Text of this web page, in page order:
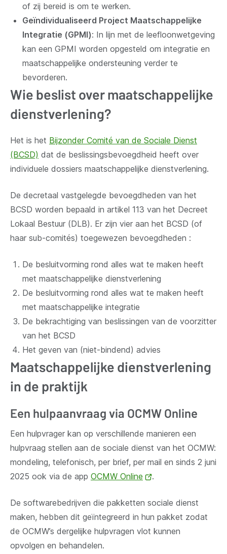
of zij bereid is om te werken.
Geïndividualiseerd Project Maatschappelijke
Integratie (GPMI): In lijn met de leefloonwetgeving
kan een GPMI worden opgesteld om integratie en
maatschappelijke ondersteuning verder te
bevorderen.
Wie beslist over maatschappelijke
dienstverlening?
Het is het Bijzonder Comité van de Sociale Dienst
(BCSD) dat de beslissingsbevoegdheid heeft over
individuele dossiers maatschappelijke dienstverlening.
De decretaal vastgelegde bevoegdheden van het
BCSD worden bepaald in artikel 113 van het Decreet
Lokaal Bestuur (DLB). Er zijn vier aan het BCSD (of
haar sub-comités) toegewezen bevoegdheden :
De besluitvorming rond alles wat te maken heeft
met maatschappelijke dienstverlening
De besluitvorming rond alles wat te maken heeft
met maatschappelijke integratie
De bekrachtiging van beslissingen van de voorzitter
van het BCSD
Het geven van (niet-bindend) advies
Maatschappelijke dienstverlening
in de praktijk
Een hulpaanvraag via OCMW Online
Een hulpvrager kan op verschillende manieren een
hulpvraag stellen aan de sociale dienst van het OCMW:
mondeling, telefonisch, per brief, per mail en sinds 2 juni
2025 ook via de app OCMW Online
(opent
venster)
.
De softwarebedrijven die pakketten sociale dienst
maken, hebben dit geïntegreerd in hun pakket zodat
de OCMW’s dergelijke hulpvragen vlot kunnen
opvolgen en behandelen.